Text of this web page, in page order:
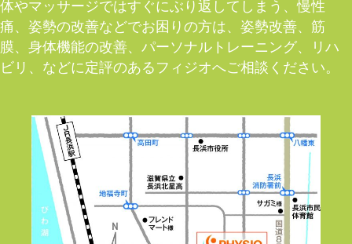
体やマッサージではすぐにぶり返してしまう、慢性
痛、姿勢の改善などでお困りの方は、姿勢改善、筋
膜、身体機能の改善、パーソナルトレーニング、リハ
ビリ、などに定評のあるフィジオへご相談ください。